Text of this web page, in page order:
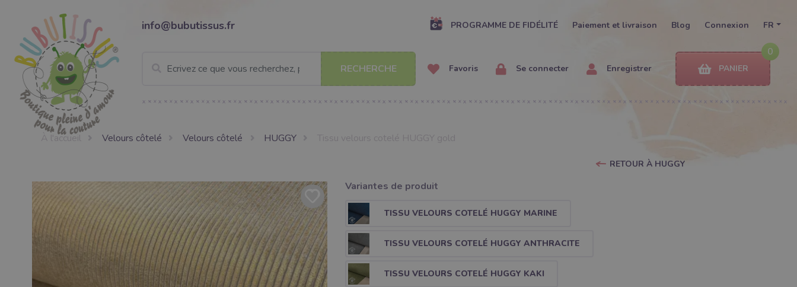
info@bubutissus.fr PROGRAMME DE FIDÉLITÉ Paiement et livraison Blog Connexion FR
RECHERCHE Favoris Se connecter Enregistrer
0
PANIER
À l'accueil Velours côtelé Velours côtelé HUGGY
RETOUR À HUGGY
Variantes de produit
TISSU VELOURS COTELÉ HUGGY MARINE
TISSU VELOURS COTELÉ HUGGY ANTHRACITE
TISSU VELOURS COTELÉ HUGGY KAKI